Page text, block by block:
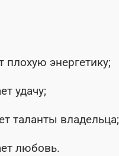
плохую энергетику;
удачу;
таланты владельца;
любовь.